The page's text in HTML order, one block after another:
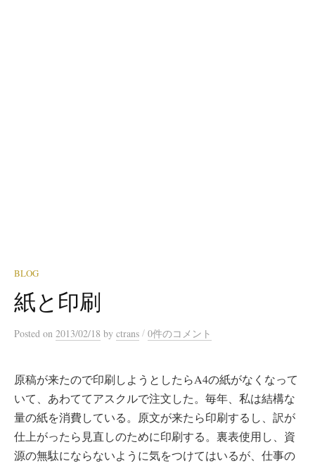
BLOG
紙と印刷
Posted on 2013/02/18 by ctrans / 0件のコメント
原稿が来たので印刷しようとしたらA4の紙がなくなって
いて、あわててアスクルで注文した。毎年、私は結構な
量の紙を消費している。原文が来たら印刷するし、訳が
仕上がったら見直しのために印刷する。裏表使用し、資
源の無駄にならないように気をつけてはいるが、仕事の